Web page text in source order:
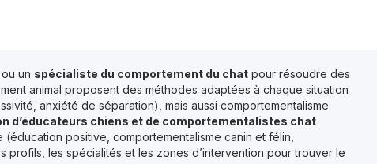
un spécialiste du comportement du chat pour résoudre des
animal proposent des méthodes adaptées à chaque situation
anxiété de séparation), mais aussi comportementalisme
d’éducateurs chiens et de comportementalistes chat
positive, comportementalisme canin et félin,
les spécialités et les zones d’intervention pour trouver le